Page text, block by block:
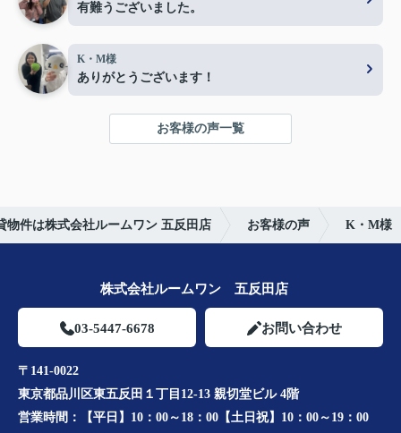
有難うございました。
K・M様
ありがとうございます！
お客様の声一覧
物件は株式会社ルームワン 五反田店 お客様の声 K・M様
株式会社ルームワン 五反田店
03-5447-6678 お問い合わせ
〒141-0022
東京都品川区東五反田１丁目12-13 親切堂ビル 4階
営業時間：
【平日】10：00～18：00【土日祝】10：00～19：00